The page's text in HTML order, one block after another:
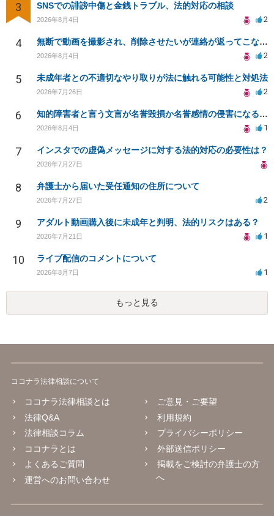
3 SNSでの誹謗中傷と金銭トラブル、法的対応の相談
2026年8月4日 2
4 無断で動画を撮影され、削除させたいが連絡が返ってこない。
2026年8月4日 2
5 未成年者との不適切なやり取りが法に触れる可能性と対処法
2026年7月26日 2
6 知的障害者と言う文言が名誉毀損か名誉感情の侵害になるか教えてほしい。
2026年8月4日 1
7 インスタでの虚偽メッセージに対する法的対応の必要性は？
2026年7月27日
8 弁護士から届いた受任通知の住所について
2026年7月27日 2
9 アダルト動画購入後に未成年と判明、法的リスクはある？
2026年7月21日 1
10 ライブ配信のコメントについて
2026年8月7日 1
もっと見る
ココナラ法律相談について
ココナラ法律相談とは
法律Q&A
法律相談コラム
ココナラとは
よくあるご質問
運営へのお問い合わせ
ご意見・ご要望
利用規約
プライバシーポリシー
外部送信ポリシー
掲載をご検討の弁護士の方
へ